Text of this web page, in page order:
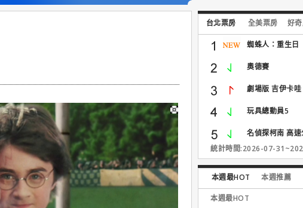
台北票房 全美票房 好
蜘蛛人：重生日
奧德賽
劇場版 吉伊卡
玩具總動員5
名偵探柯南 高
統計時間:2026-07-
本週最HOT 本週推薦
本週最HOT